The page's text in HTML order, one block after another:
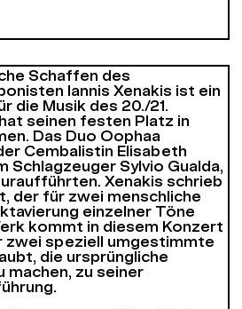
Schaffen des
Iannis Xenakis ist ein
die Musik des 20./21.
seinen festen Platz in
Das Duo Oophaa
Cembalistin Elisabeth
Schlagzeuger Sylvio Gualda,
uraufführten. Xenakis schrieb
der für zwei menschliche
einzelner Töne
kommt in diesem Konzert
zwei speziell umgestimmte
die ursprüngliche
machen, zu seiner